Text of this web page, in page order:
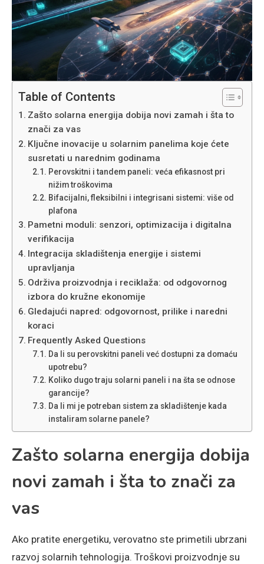
Table of Contents
Zašto solarna energija dobija novi zamah i šta to
znači za vas
Ključne inovacije u solarnim panelima koje ćete
susretati u narednim godinama
Perovskitni i tandem paneli: veća efikasnost pri
nižim troškovima
Bifacijalni, fleksibilni i integrisani sistemi: više od
plafona
Pametni moduli: senzori, optimizacija i digitalna
verifikacija
Integracija skladištenja energije i sistemi
upravljanja
Održiva proizvodnja i reciklaža: od odgovornog
izbora do kružne ekonomije
Gledajući napred: odgovornost, prilike i naredni
koraci
Frequently Asked Questions
Da li su perovskitni paneli već dostupni za domaću
upotrebu?
Koliko dugo traju solarni paneli i na šta se odnose
garancije?
Da li mi je potreban sistem za skladištenje kada
instaliram solarne panele?
Zašto solarna energija dobija
novi zamah i šta to znači za
vas
Ako pratite energetiku, verovatno ste primetili ubrzani
razvoj solarnih tehnologija. Troškovi proizvodnje su